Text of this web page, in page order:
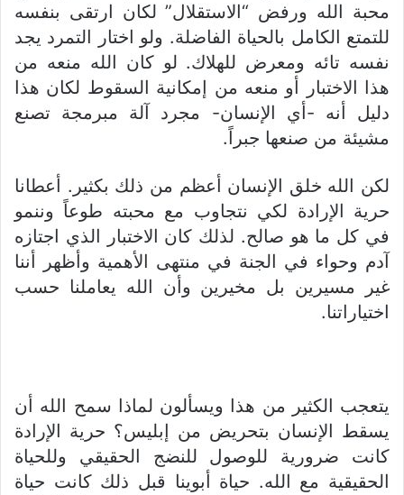
محبة الله ورفض “الاستقلال” لكان ارتقى بنفسه
للتمتع الكامل بالحياة الفاضلة. ولو اختار التمرد يجد
نفسه تائه ومعرض للهلاك. لو كان الله منعه من
هذا الاختبار أو منعه من إمكانية السقوط لكان هذا
دليل أنه -أي الإنسان- مجرد آلة مبرمجة تصنع
مشيئة من صنعها جبراً.
لكن الله خلق الإنسان أعظم من ذلك بكثير. أعطانا
حرية الإرادة لكي نتجاوب مع محبته طوعاً وننمو
في كل ما هو صالح. لذلك كان الاختبار الذي اجتازه
آدم وحواء في الجنة في منتهى الأهمية وأظهر أننا
غير مسيرين بل مخيرين وأن الله يعاملنا حسب
اختياراتنا.
يتعجب الكثير من هذا ويسألون لماذا سمح الله أن
يسقط الإنسان بتحريض من إبليس؟ حرية الإرادة
كانت ضرورية للوصول للنضج الحقيقي وللحياة
الحقيقية مع الله. حياة أبوينا قبل ذلك كانت حياة